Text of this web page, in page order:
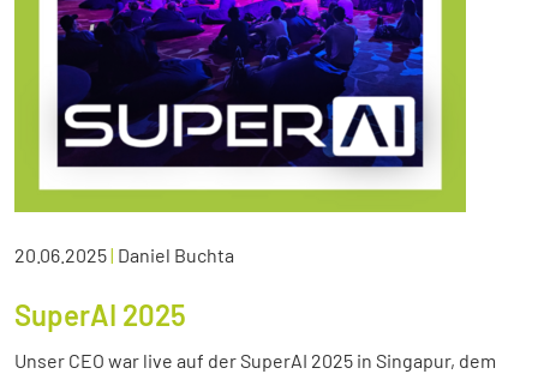
20.06.2025| Daniel Buchta
SuperAI 2025
Unser CEO war live auf der SuperAI 2025 in Singapur, dem